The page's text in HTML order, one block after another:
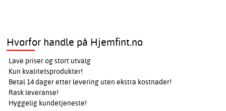
Hvorfor handle på Hjemfint.no
Lave priser og stort utvalg
Kun kvalitetsprodukter!
Betal 14 dager etter levering uten ekstra kostnader!
Rask leveranse!
Hyggelig kundetjeneste!